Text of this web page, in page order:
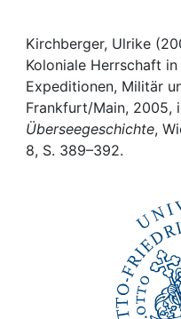
My FIS
Help
Kirchberger, Ulrike
Koloniale Herrschaft
Expeditionen, Militär
Frankfurt/Main, 2005,
Überseegeschichte,
8, S. 389–392.